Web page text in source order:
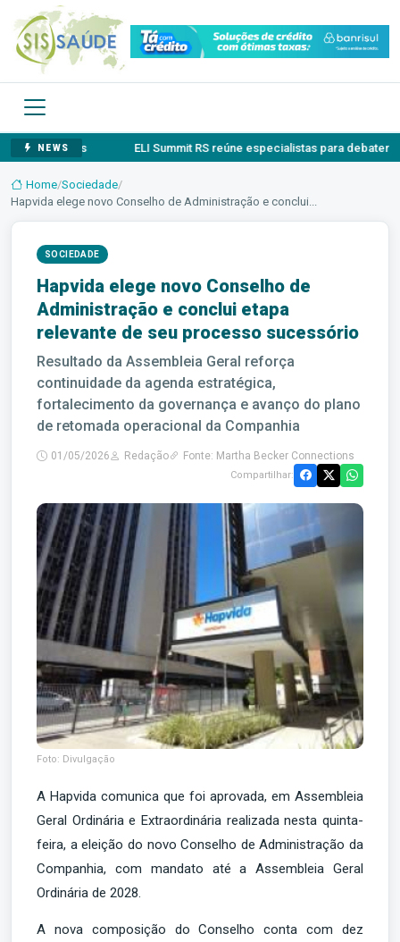
NEWS
ELI Summit RS reúne especialistas para debater inovação
Home/Sociedade/
Hapvida elege novo Conselho de Administração e conclui...
SOCIEDADE
Hapvida elege novo Conselho de
Administração e conclui etapa
relevante de seu processo sucessório
Resultado da Assembleia Geral reforça
continuidade da agenda estratégica,
fortalecimento da governança e avanço do plano
de retomada operacional da Companhia
01/05/2026 Redação Fonte: Martha Becker Connections
Compartilhar:
Foto: Divulgação
A Hapvida comunica que foi aprovada, em Assembleia
Geral Ordinária e Extraordinária realizada nesta quinta-
feira, a eleição do novo Conselho de Administração da
Companhia, com mandato até a Assembleia Geral
Ordinária de 2028.
A nova composição do Conselho conta com dez